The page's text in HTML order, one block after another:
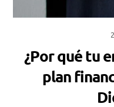
¿Por qué tu
plan